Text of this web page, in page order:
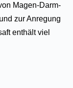
Magen-Darm-
zur Anregung
enthält viel